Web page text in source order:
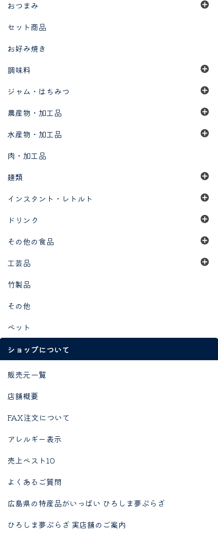
おつまみ
セット商品
お好み焼き
調味料
ジャム・はちみつ
農産物・加工品
水産物・加工品
肉・加工品
麺類
インスタント・レトルト
ドリンク
その他の食品
工芸品
竹製品
その他
ペット
ショップについて
販売元一覧
店舗概要
FAX注文について
アレルギー表示
売上ベスト10
よくあるご質問
広島県の特産品がいっぱい ひろしま夢ぷらざ
ひろしま夢ぷらざ 実店舗のご案内